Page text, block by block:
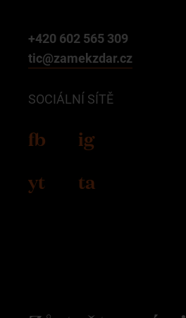
+420 602 565 309
tic@zamekzdar.cz
SOCIÁLNÍ SÍTĚ
fb
ig
yt
ta